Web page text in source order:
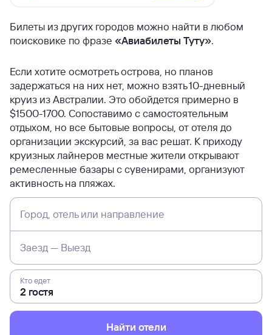
Билеты из других городов можно найти в любом
поисковике по фразе «Авиабилеты Туту».
Если хотите осмотреть острова, но планов
задержаться на них нет, можно взять 10-дневный
круиз из Австралии. Это обойдется примерно в
$1500-1700. Сопоставимо с самостоятельным
отдыхом, но все бытовые вопросы, от отеля до
организации экскурсий, за вас решат. К приходу
круизных лайнеров местные жители открывают
ремесленные базары с сувенирами, организуют
активность на пляжах.
Город, отель или направление
Заезд — Выезд
Кто едет
Найти отели